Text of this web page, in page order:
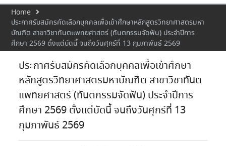
Home
ประกาศรับสมัครคัดเลือกบุคคลเพื่อเข้าศึกษาหลักสูตรวิทยาศาสตรมหา
บัณฑิต สาขาวิชาทันตแพทยศาสตร์ (ทันตกรรมจัดฟัน) ประจำปีการ
ศึกษา 2569 ตั้งแต่บัดนี้ จนถึงวันศุกร์ที่ 13 กุมภาพันธ์ 2569
ประกาศรับสมัครคัดเลือกบุคคลเพื่อเข้าศึกษา
หลักสูตรวิทยาศาสตรมหาบัณฑิต สาขาวิชาทันต
แพทยศาสตร์ (ทันตกรรมจัดฟัน) ประจำปีการ
ศึกษา 2569 ตั้งแต่บัดนี้ จนถึงวันศุกร์ที่ 13
กุมภาพันธ์ 2569